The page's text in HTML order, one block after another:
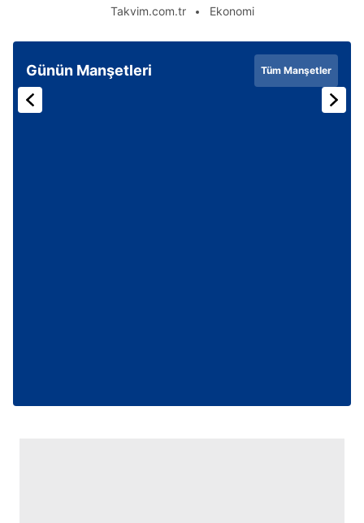
Takvim.com.tr Ekonomi
Günün Manşetleri Tüm Manşetler